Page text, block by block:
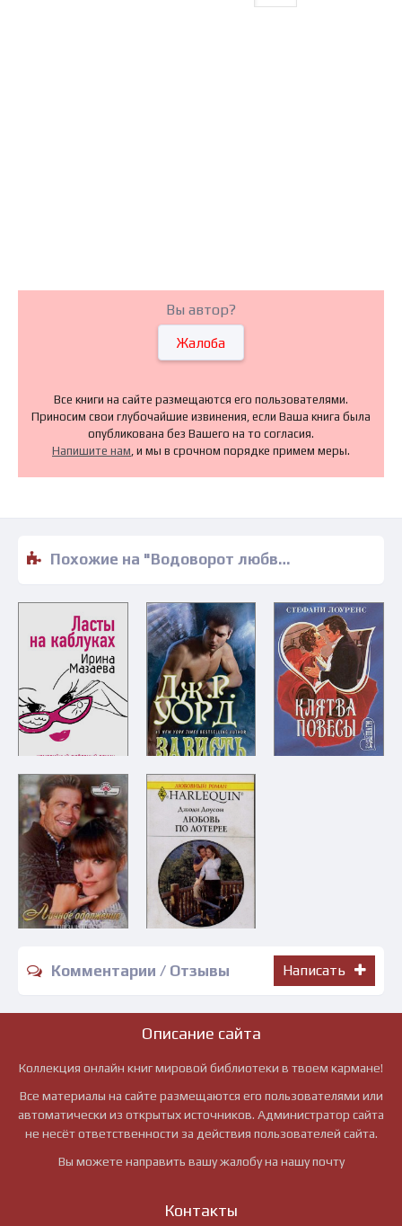
Вы автор?
Жалоба
Все книги на сайте размещаются его пользователями.
Приносим свои глубочайшие извинения, если Ваша книга была
опубликована без Вашего на то согласия.
Напишите нам , и мы в срочном порядке примем меры.
Похожие на "Водоворот любви - Ольга Маслюкова" книги читать бесплатно полные версии
Комментарии / Отзывы Написать
Описание сайта
Коллекция онлайн книг мировой библиотеки в твоем кармане!
Все материалы на сайте размещаются его пользователями или
автоматически из открытых источников. Администратор сайта
не несёт ответственности за действия пользователей сайта.
Вы можете направить вашу жалобу на нашу почту
Контакты